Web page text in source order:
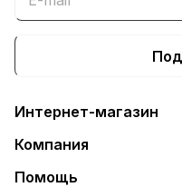
Интернет-магазин
Компания
Помощь